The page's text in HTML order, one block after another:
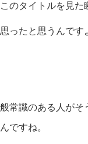
のタイトルを見
ったと思うんです
常識のある人が
ですね。